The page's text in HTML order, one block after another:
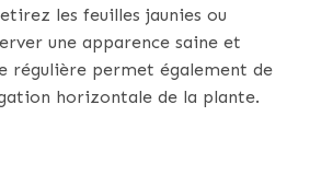
les feuilles jaunies ou
une apparence saine et
régulière permet également de
horizontale de la plante.